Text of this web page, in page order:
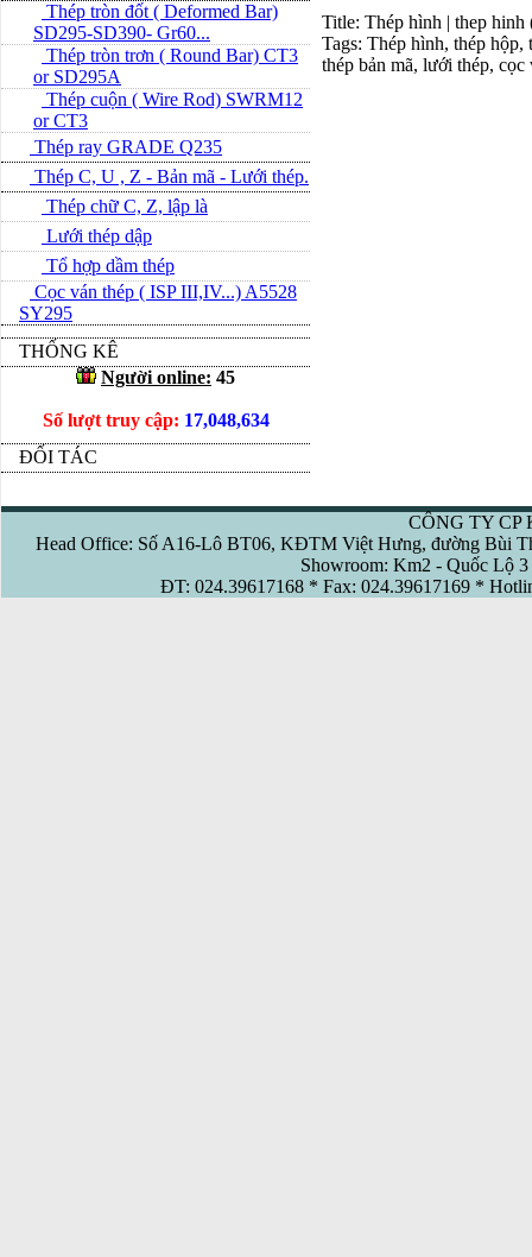
Thép tròn đốt ( Deformed Bar)
SD295-SD390- Gr60...
Thép tròn trơn ( Round Bar) CT3
or SD295A
Thép cuộn ( Wire Rod) SWRM12
or CT3
Thép ray GRADE Q235
Thép C, U , Z - Bản mã - L­ưới thép.
Thép chữ C, Z, lập là
Lưới thép dập
Tổ hợp dầm thép
Cọc ván thép ( ISP III,IV...) A5528
SY295
THỐNG KÊ
Người online: 45
Số lượt truy cập: 17,048,634
ĐỐI TÁC
Title: Thép hình | thep
Tags: Thép hình, thép hộp,
thép bản mã, lưới thép, cọc
CÔNG TY CP
Head Office: Số A16-Lô BT06, KĐTM Việt Hưng, đường Bùi
Showroom: Km2 - Quốc Lộ
ĐT: 024.39617168 * Fax: 024.39617169 *